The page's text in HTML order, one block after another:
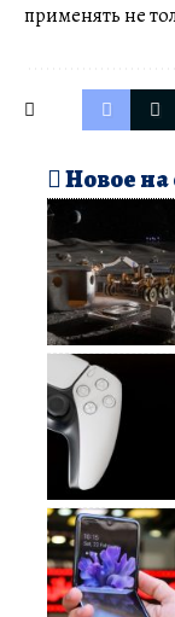
применять не
Новое на